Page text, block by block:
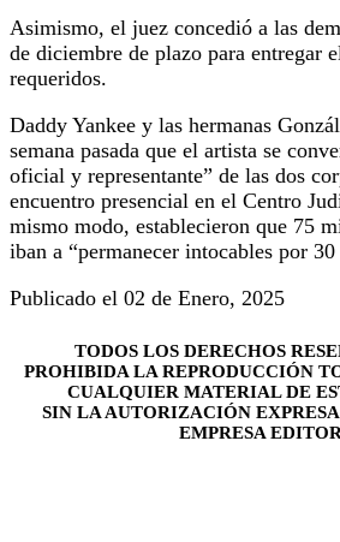
Asimismo, el juez concedió a las
de diciembre de plazo para entregar
requeridos.
Daddy Yankee y las hermanas
semana pasada que el artista se
oficial y representante” de las dos
encuentro presencial en el Centro
mismo modo, establecieron que 75
iban a “permanecer intocables por 30
Publicado el 02 de Enero, 2025
TODOS LOS DERECHOS
PROHIBIDA LA REPRODUCCIÓN
CUALQUIER MATERIAL DE
SIN LA AUTORIZACIÓN
EMPRESA